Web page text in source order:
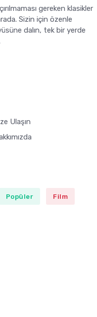
gereken klasikler
Sizin için özenle
dalın, tek bir yerde
Ulaşın
Popüler Film